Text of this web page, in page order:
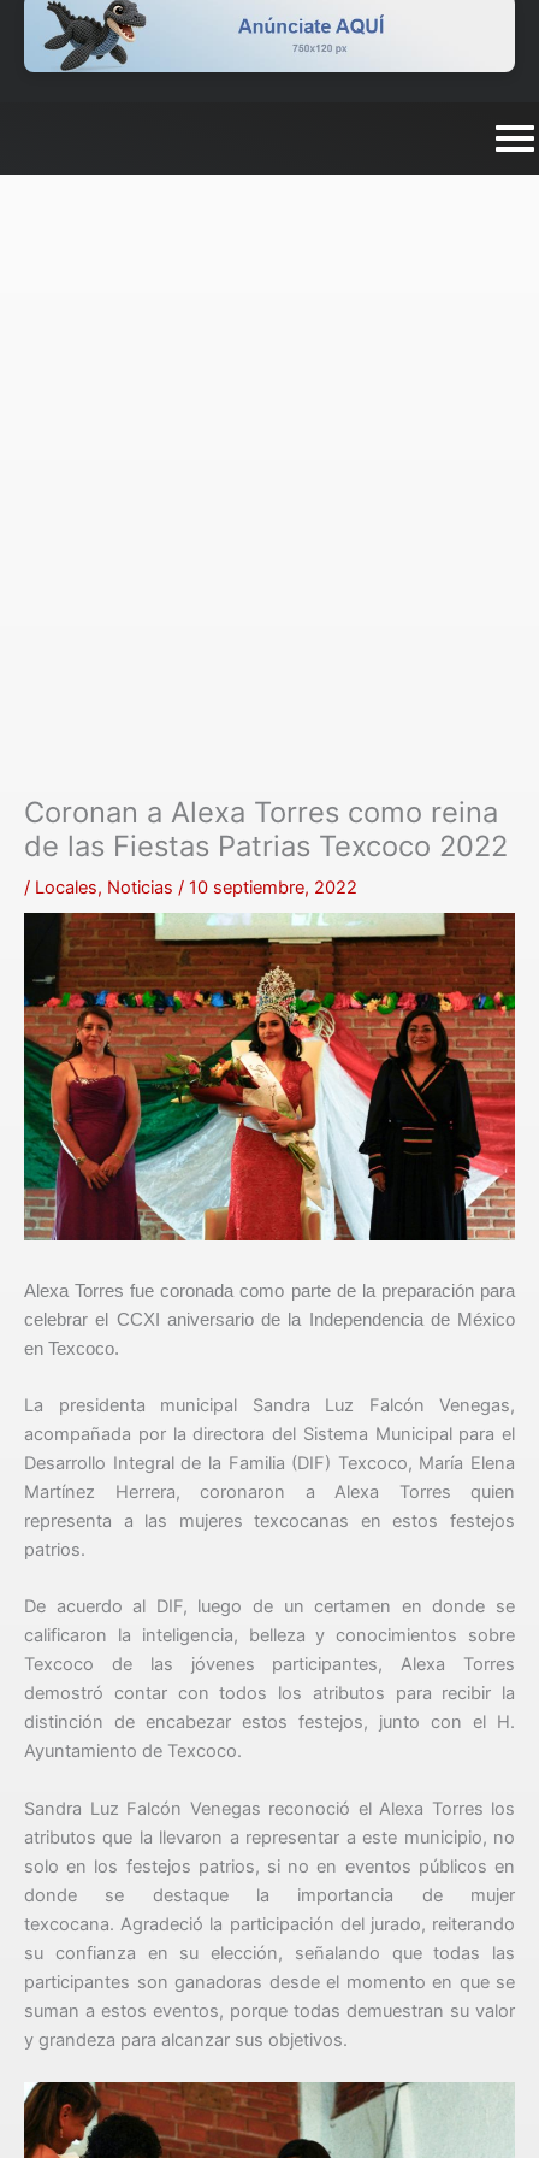
Coronan a Alexa Torres como reina
de las Fiestas Patrias Texcoco 2022
/ Locales, Noticias / 10 septiembre, 2022
Alexa Torres fue coronada como parte de la preparación para
celebrar el CCXI aniversario de la Independencia de México
en Texcoco.
La presidenta municipal Sandra Luz Falcón Venegas,
acompañada por la directora del Sistema Municipal para el
Desarrollo Integral de la Familia (DIF) Texcoco, María Elena
Martínez Herrera, coronaron a Alexa Torres quien
representa a las mujeres texcocanas en estos festejos
patrios.
De acuerdo al DIF, luego de un certamen en donde se
calificaron la inteligencia, belleza y conocimientos sobre
Texcoco de las jóvenes participantes, Alexa Torres
demostró contar con todos los atributos para recibir la
distinción de encabezar estos festejos, junto con el H.
Ayuntamiento de Texcoco.
Sandra Luz Falcón Venegas reconoció el Alexa Torres los
atributos que la llevaron a representar a este municipio, no
solo en los festejos patrios, si no en eventos públicos en
donde se destaque la importancia de mujer
texcocana. Agradeció la participación del jurado, reiterando
su confianza en su elección, señalando que todas las
participantes son ganadoras desde el momento en que se
suman a estos eventos, porque todas demuestran su valor
y grandeza para alcanzar sus objetivos.